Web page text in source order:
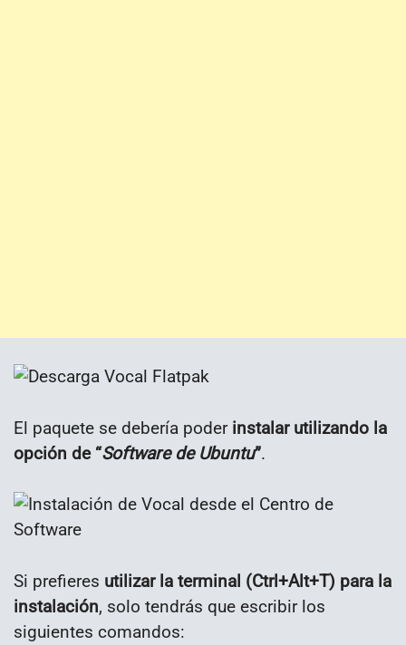
El paquete se debería poder instalar utilizando la
opción de “Software de Ubuntu”.
Si prefieres utilizar la terminal (Ctrl+Alt+T) para la
instalación, solo tendrás que escribir los
siguientes comandos: